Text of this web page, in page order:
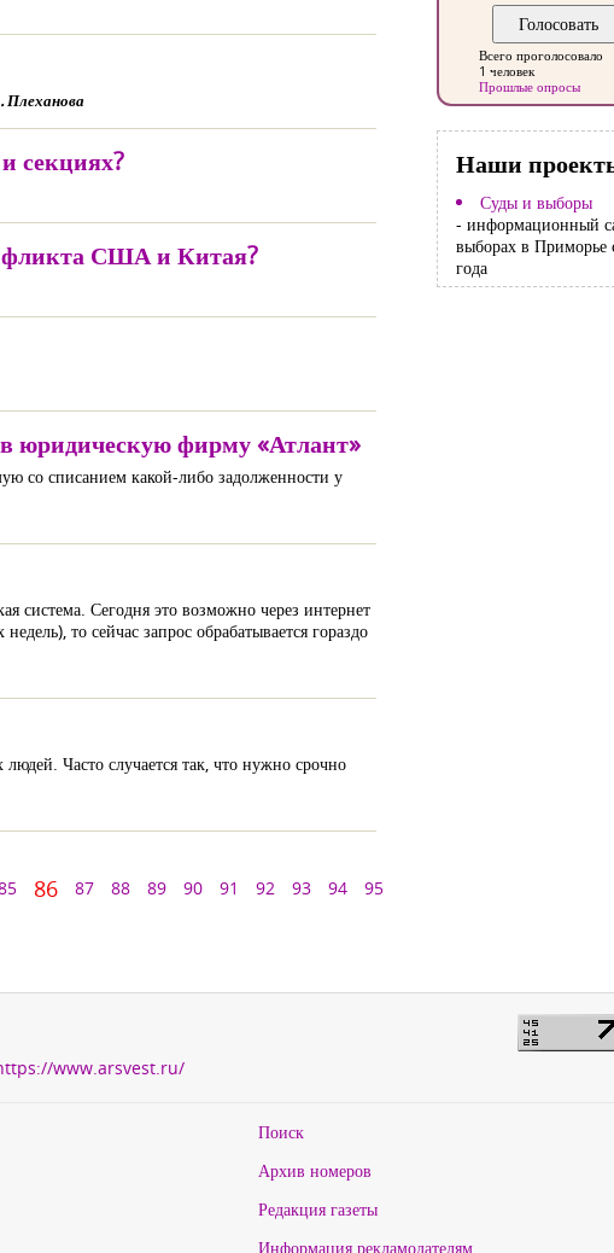
Плеханова
секциях?
США и Китая?
юридическую фирму «Атлант»
со списанием какой-либо задолженности у
система. Сегодня это возможно через интернет
то сейчас запрос обрабатывается гораздо
Часто случается так, что нужно срочно
86 87 88 89 90 91 92 93 94
95
Всего проголосовало
1 человек
Прошлые опросы
Наши
Суды и выборы
- информационный
выборах в Приморье
года
www.arsvest.ru/
Поиск
Архив номеров
Редакция газеты
Информация рекламодателям